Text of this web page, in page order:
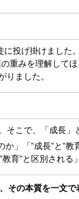
投げ掛けました。
重みを理解して
りました。
こで、「成長」
か」「”成長”と”
育”と区別される
その本質を一文で